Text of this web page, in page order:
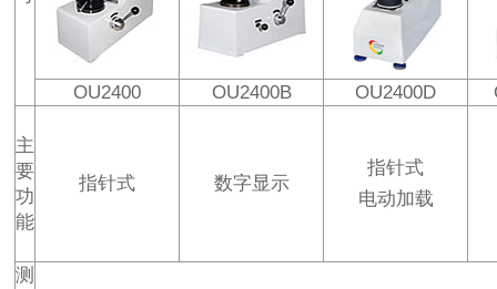
OU2400 OU2400B OU2400D
主
要
功
能
指针式 数字显示
指针式
电动加载
测